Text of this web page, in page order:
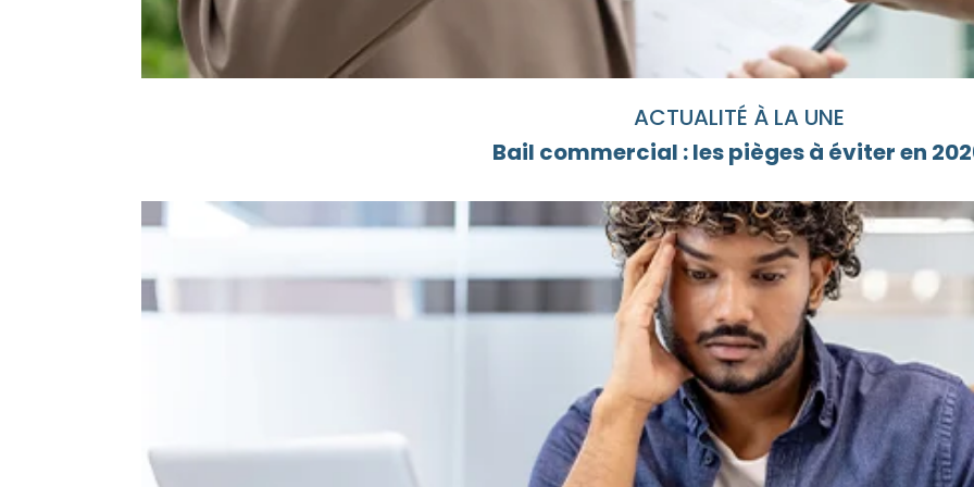
ACTUALITÉ À LA UNE
Bail commercial : les pièges à éviter en